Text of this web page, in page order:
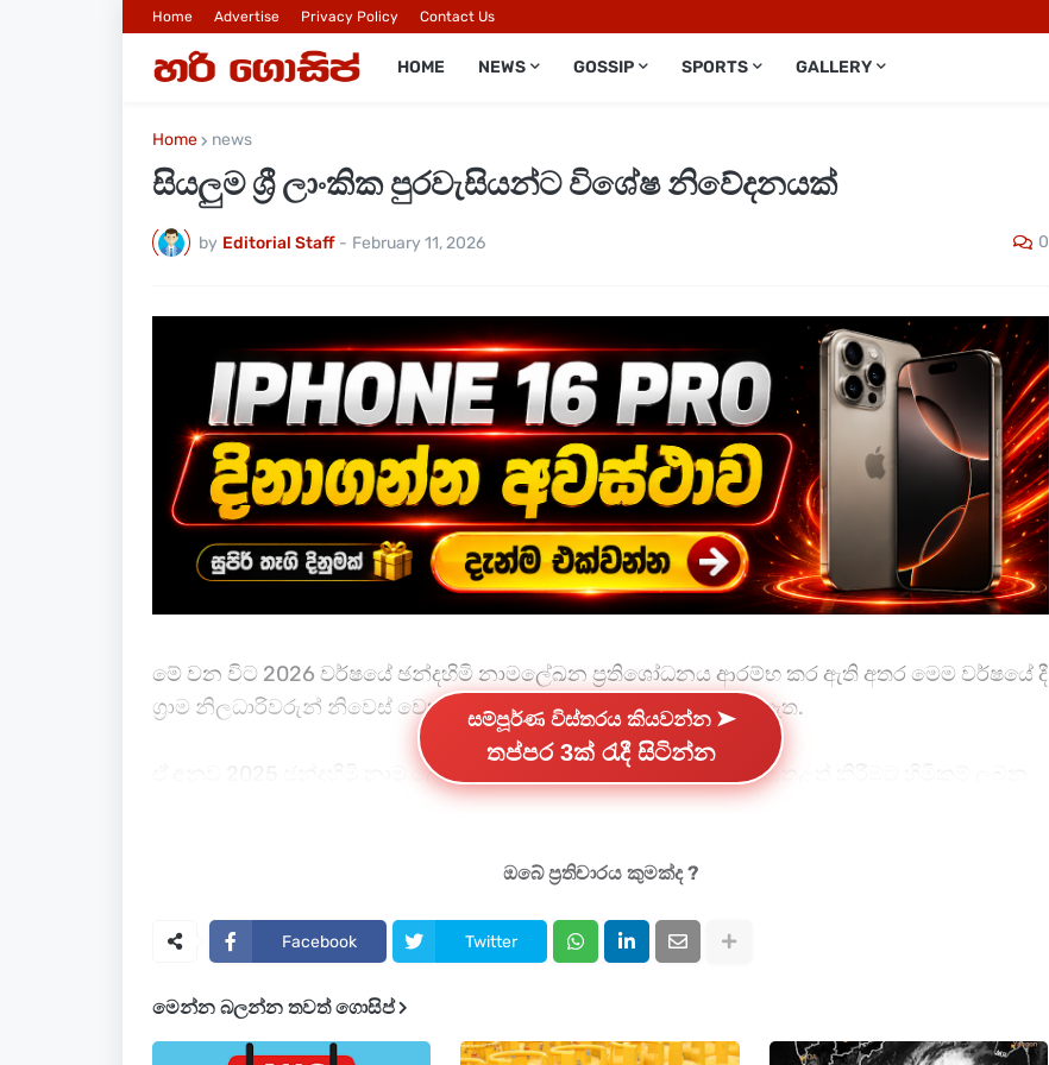
Home Advertise Privacy Policy Contact Us
HOME NEWS GOSSIP SPORTS GALLERY
Home news
සියලුම ශ්‍රී ලාංකික පුරවැසියන්ට විශේෂ නිවේදනයක්
by Editorial Staff - February 11, 2026 0
මේ වන විට 2026 වර්ෂයේ ඡන්දහිමි නාමලේඛන ප්‍රතිශෝධනය ආරම්භ කර ඇති අතර මෙම වර්ෂයේ දී
ග්‍රාම නිලධාරිවරුන් නිවෙස් වෙත නොපැමිණෙන බව නිවේදනය කර ඇත.
ඒ අනුව 2025 ඡන්දහිමි නාම ලේඛනයේ ඉවත්වන හා 2026 වර්ෂයට ඇතුළත් කිරීමට හිමිකම් ලබන
නම් ඇසුරින් ඡන්දහිමි නාමලේඛන ප්‍රතිශෝධනය සිදු කර තිබේ.
වැඩිදුරටත් වාර්තා වන ආකාරයට යම් තැනැත්තෙකුගේ නම 2025 ඡන්දහිමි නාමලේඛනයේ ලියාපදිංචි
ලියාපදිංචි කිරීම සඳහා ක්‍රියා කරනු ඇති අතර ඔවුන් විසින් කිසිඳු ආකෘතියක් සම්පූර්ණ කිරීමේ
එමෙන්ම 2025 වර්ෂයේ ලියාපදිංචි වී නොමැති හෝ වයස අවුරුදු 18 සම්පූර්ණ වීම මත ප්‍රථම වරට
සම්පූර්ණ විස්තරය කියවන්න ➤
තප්පර 3ක් රැදී සිටින්න
ඔබේ ප්‍රතිචාරය කුමක්ද ?
Facebook Twitter
මෙන්න බලන්න තවත් ගොසිප්